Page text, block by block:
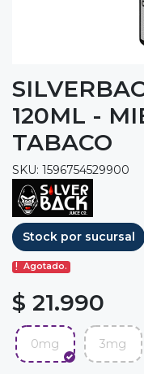
120ML -
TABACO
SKU: 1596754529900
Stock por sucursal
Agotado.
$ 21.990
0mg 3mg